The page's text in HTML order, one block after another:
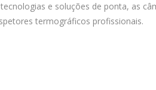
e soluções de ponta, as
termográficos profissionais.